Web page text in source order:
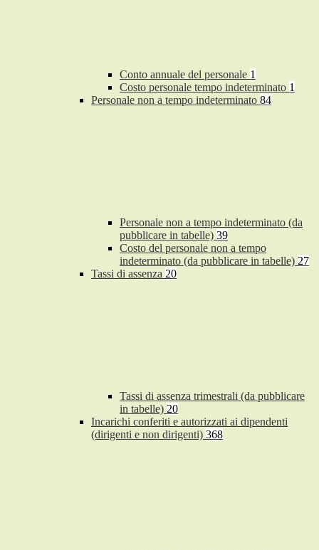
Conto annuale del personale 1
Costo personale tempo indeterminato 1
Personale non a tempo indeterminato 84
Personale non a tempo indeterminato (da
pubblicare in tabelle) 39
Costo del personale non a tempo
indeterminato (da pubblicare in tabelle) 27
Tassi di assenza 20
Tassi di assenza trimestrali (da pubblicare
in tabelle) 20
Incarichi conferiti e autorizzati ai dipendenti
(dirigenti e non dirigenti) 368